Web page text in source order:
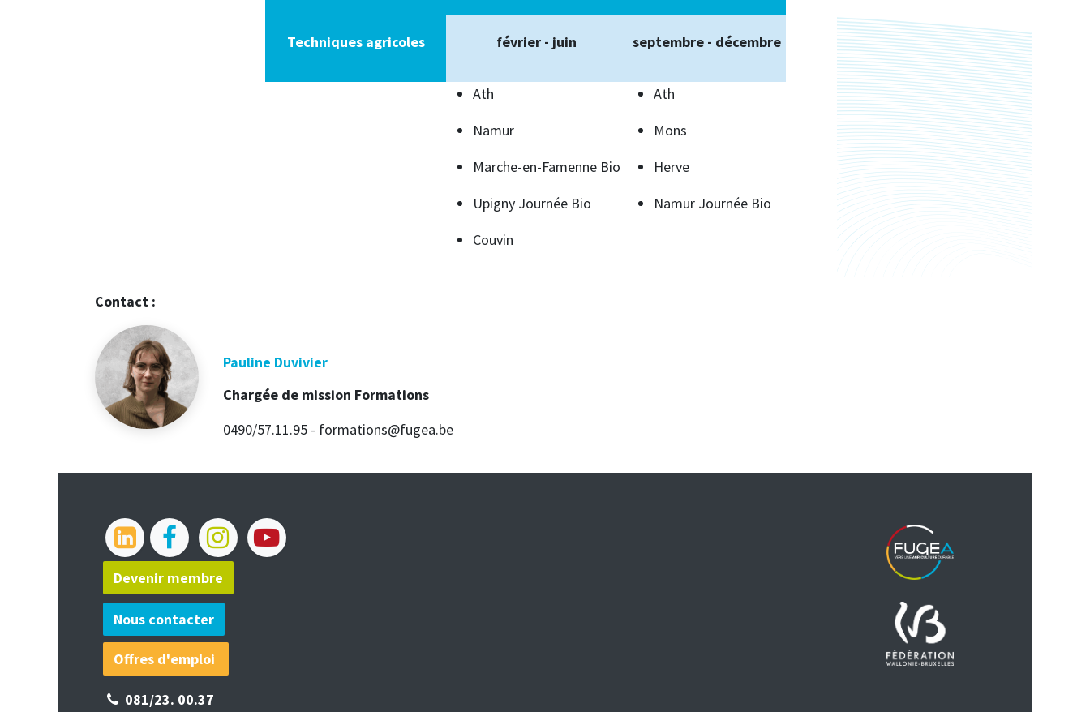
Techniques agricoles février - juin septembre - décembre
Ath
Ath
Namur
Mons
Marche-en-Famenne Bio
Herve
Upigny Journée Bio
Namur Journée Bio
Couvin
Contact :
Pauline Duvivier
Chargée de mission Formations
0490/57.11.95 - formations@fugea.be
Devenir membre​​​​
Nous contacter
Offres d'emploi
081/23. 00.37​